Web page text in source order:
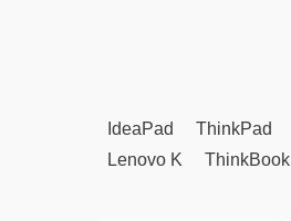
IdeaPad
ThinkPad
Lenovo K
ThinkBook